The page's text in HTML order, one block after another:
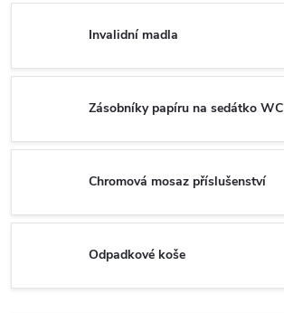
Invalidní madla
Zásobníky papíru na sedátko WC
Chromová mosaz příslušenství
Odpadkové koše